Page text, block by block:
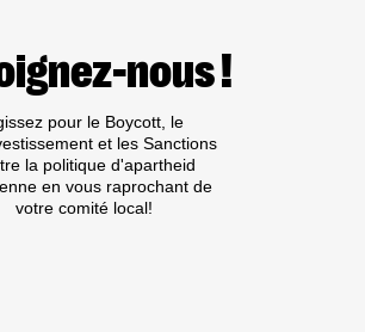
nous !
pour le Boycott, le
et les Sanctions
la politique d'apartheid
en vous raprochant de
votre comité local!